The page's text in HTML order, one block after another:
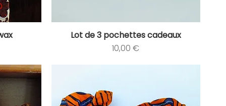
Aperçu rapide
Lot de 3 pochettes cadeaux
Prix
10,00 €